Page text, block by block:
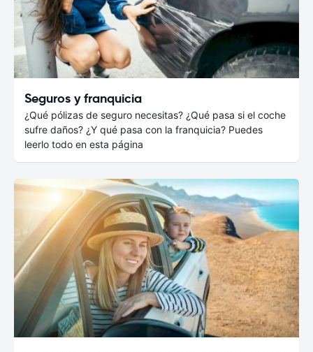
Seguros y franquicia
¿Qué pólizas de seguro necesitas? ¿Qué pasa si el coche
sufre daños? ¿Y qué pasa con la franquicia? Puedes
leerlo todo en esta página